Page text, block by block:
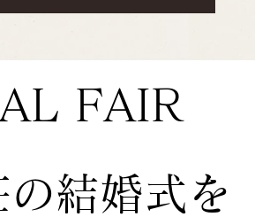
FAIR
結婚式を